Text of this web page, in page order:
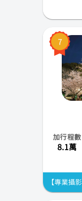
7
加行程數
8.1萬